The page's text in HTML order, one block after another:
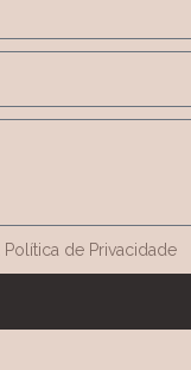
Política de Privacidade